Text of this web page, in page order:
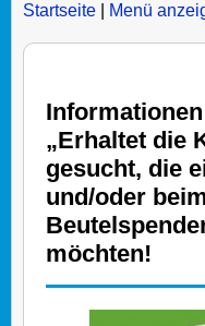
Startseite Menü
„Erhaltet die
gesucht, die
und/oder
möchten!